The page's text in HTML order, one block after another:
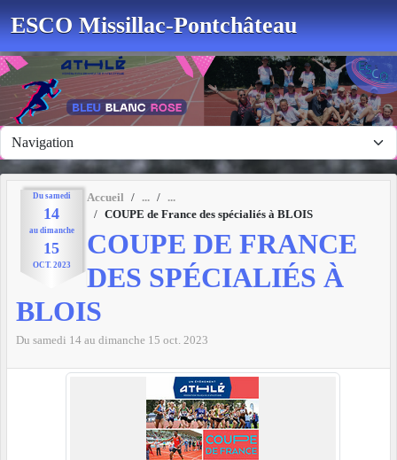
ESCO Missillac-Pontchâteau
Du samedi
14
au dimanche
15
OCT. 2023
Accueil
COUPE de France des spécialiés à BLOIS
COUPE DE FRANCE
DES SPÉCIALIÉS À
BLOIS
Du samedi 14 au dimanche 15 oct. 2023